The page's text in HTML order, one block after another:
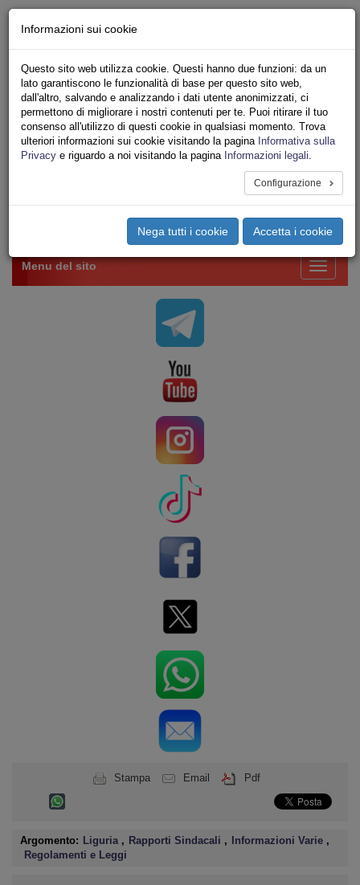
Iscriviti Online
Ricerca
Area Stampa
Privacy
VV.F.
UNIONE SINDACALE DI BASE SETTORE VIGILI
Toggle
Menu del sito
Stampa Email Pdf
Argomento: Liguria , Rapporti Sindacali , Informazioni Varie ,
Regolamenti e Leggi
Informazioni sui cookie
Questo sito web utilizza cookie. Questi hanno due funzioni: da un
lato garantiscono le funzionalità di base per questo sito web,
dall'altro, salvando e analizzando i dati utente anonimizzati, ci
permettono di migliorare i nostri contenuti per te. Puoi ritirare il tuo
consenso all'utilizzo di questi cookie in qualsiasi momento. Trova
ulteriori informazioni sui cookie visitando la pagina Informativa sulla
Privacy e riguardo a noi visitando la pagina Informazioni legali.
Configurazione
Nega tutti i cookie Accetta i cookie